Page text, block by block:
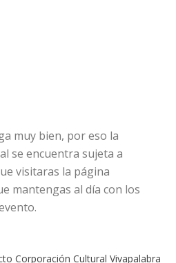
muy bien, por eso la
se encuentra sujeta a
visitaras la página
mantengas al día con los
Corporación Cultural Vivapalabra